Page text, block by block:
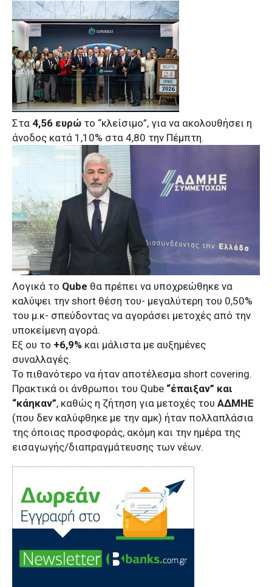
Στα 4,56 ευρώ το “κλείσιμο”, για να ακολουθήσει η
άνοδος κατά 1,10% στα 4,80 την Πέμπτη.
Λογικά το Qube θα πρέπει να υποχρεώθηκε να
καλύψει την short θέση του- μεγαλύτερη του 0,50%
του μ.κ- σπεύδοντας να αγοράσει μετοχές από την
υποκείμενη αγορά.
Εξ ου το +6,9% και μάλιστα με αυξημένες
συναλλαγές.
Το πιθανότερο να ήταν αποτέλεσμα short covering.
Πρακτικά οι άνθρωποι του Qube “έπαιξαν” και
“κάηκαν”, καθώς η ζήτηση για μετοχές του ΑΔΜΗΕ
(που δεν καλύφθηκε με την αμκ) ήταν πολλαπλάσια
της όποιας προσφοράς, ακόμη και την ημέρα της
εισαγωγής/διαπραγμάτευσης των νέων.